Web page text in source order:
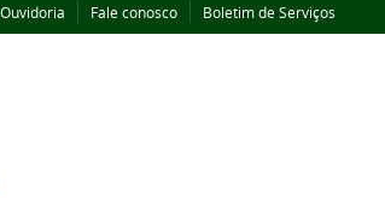
Ouvidoria Fale conosco Boletim de Serviços